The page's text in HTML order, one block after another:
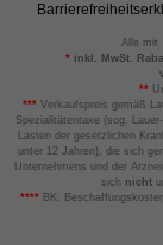
Alle mit
*inkl. MwSt.
**
*** Verkaufspreis gemäß
Spezialitätentaxe (sog.
Lasten der gesetzlichen
unter 12 Jahren), die sich
Unternehmens und der
sich nicht
****BK: